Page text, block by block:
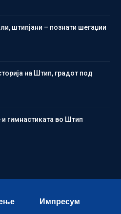
штипјани – познати шегаџии
на Штип, градот под
гимнастиката во Штип
Импресум